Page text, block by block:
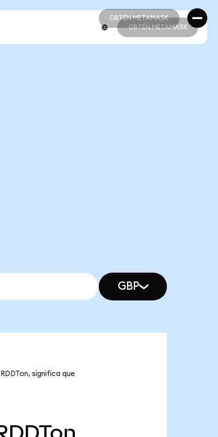
OBTÉN METAMASK
OBTÉN METAMASK
OBTÉN METAMASK
GBP
significa que